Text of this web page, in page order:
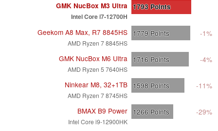
GMK NucBox M3 Ultra
Intel Core i7-12700H
1793 Points
Geekom A8 Max, R7 8845HS
AMD Ryzen 7 8845HS
1779 Points -1%
GMK NucBox M6 Ultra
AMD Ryzen 5 7640HS
1716 Points -4%
Ninkear M8, 32+1TB
AMD Ryzen 7 8745HS
1598 Points -11%
BMAX B9 Power
Intel Core i9-12900HK
1266 Points -29%